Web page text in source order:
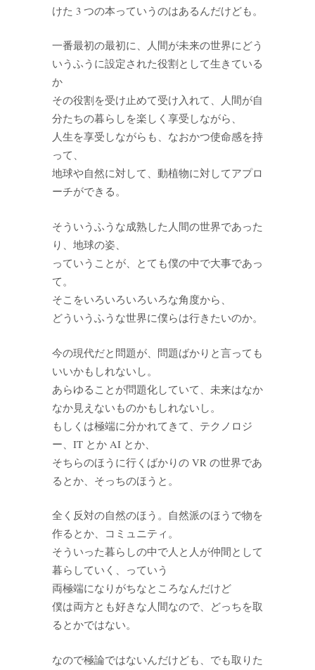
けた 3 つの本っていうのはあるんだけども。
一番最初の最初に、人間が未来の世界にどう
いうふうに設定された役割として生きている
か
その役割を受け止めて受け入れて、人間が自
分たちの暮らしを楽しく享受しながら、
人生を享受しながらも、なおかつ使命感を持
って、
地球や自然に対して、動植物に対してアプロ
ーチができる。
そういうふうな成熟した人間の世界であった
り、地球の姿、
っていうことが、とても僕の中で大事であっ
て。
そこをいろいろいろいろな角度から、
どういうふうな世界に僕らは行きたいのか。
今の現代だと問題が、問題ばかりと言っても
いいかもしれないし。
あらゆることが問題化していて、未来はなか
なか見えないものかもしれないし。
もしくは極端に分かれてきて、テクノロジ
ー、IT とか AI とか、
そちらのほうに行くばかりの VR の世界であ
るとか、そっちのほうと。
全く反対の自然のほう。自然派のほうで物を
作るとか、コミュニティ。
そういった暮らしの中で人と人が仲間として
暮らしていく、っていう
両極端になりがちなところなんだけど
僕は両方とも好きな人間なので、どっちを取
るとかではない。
なので極論ではないんだけども、でも取りた